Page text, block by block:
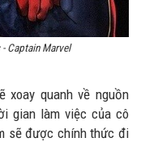
Captain Marvel
xoay quanh về nguồn
gian làm việc của cô
sẽ được chính thức đi